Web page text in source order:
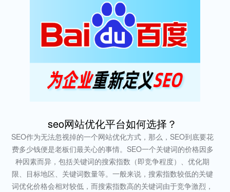
seo网站优化平台如何选择？
SEO作为无法忽视掉的一个网站优化方式，那么，SEO到底要花
费多少钱便是老板们最关心的事情。SEO一个关键词的价格因多
种因素而异，包括关键词的搜索指数（即竞争程度）、优化期
限、目标地区、关键词数量等。一般来说，搜索指数较低的关键
词优化价格会相对较低，而搜索指数高的关键词由于竞争激烈，